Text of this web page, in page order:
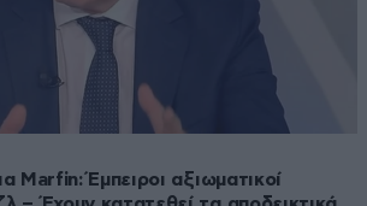
Marfin: Έμπειροι αξιωματικοί